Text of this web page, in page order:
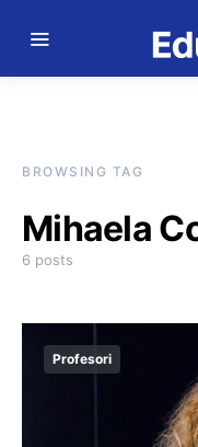
BROWSING TAG
Mihaela
6 posts
Profesori